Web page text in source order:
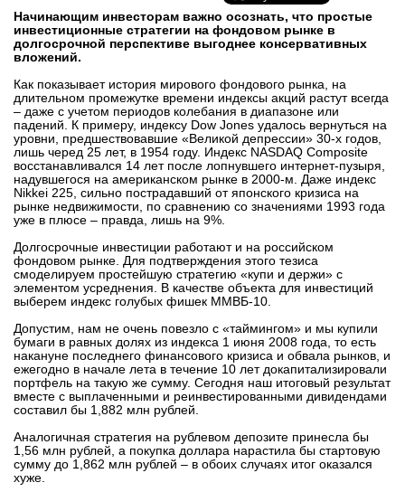
Мероприятия
Новости
Интервью
вконтакте
телеграм
Стать автором
Вход
Начинающим инвесторам важно осознать, что простые
инвестиционные стратегии на фондовом рынке в
долгосрочной перспективе выгоднее консервативных
вложений.
Как показывает история мирового фондового рынка, на
длительном промежутке времени индексы акций растут всегда
– даже с учетом периодов колебания в диапазоне или
падений. К примеру, индексу Dow Jones удалось вернуться на
уровни, предшествовавшие «Великой депрессии» 30-х годов,
лишь черед 25 лет, в 1954 году. Индекс NASDAQ Composite
восстанавливался 14 лет после лопнувшего интернет-пузыря,
надувшегося на американском рынке в 2000-м. Даже индекс
Nikkei 225, сильно пострадавший от японского кризиса на
рынке недвижимости, по сравнению со значениями 1993 года
уже в плюсе – правда, лишь на 9%.
Долгосрочные инвестиции работают и на российском
фондовом рынке. Для подтверждения этого тезиса
смоделируем простейшую стратегию «купи и держи» с
элементом усреднения. В качестве объекта для инвестиций
выберем индекс голубых фишек ММВБ-10.
Допустим, нам не очень повезло с «таймингом» и мы купили
бумаги в равных долях из индекса 1 июня 2008 года, то есть
накануне последнего финансового кризиса и обвала рынков, и
ежегодно в начале лета в течение 10 лет докапитализировали
портфель на такую же сумму. Сегодня наш итоговый результат
вместе с выплаченными и реинвестированными дивидендами
составил бы 1,882 млн рублей.
Аналогичная стратегия на рублевом депозите принесла бы
1,56 млн рублей, а покупка доллара нарастила бы стартовую
сумму до 1,862 млн рублей – в обоих случаях итог оказался
хуже.